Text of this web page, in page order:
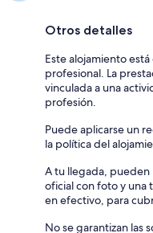
Otros detalles
Este alojamiento
profesional. La
vinculada a una
profesión.
Puede aplicarse un
la política del
A tu llegada,
oficial con foto y
en efectivo, para
No se garantizan las